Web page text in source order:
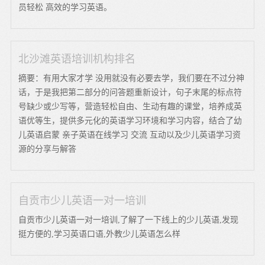
员轻松 高效的学习英语。
北沙滩英语培训机构排名
摘要：有用大家才学 没用就没有必要去学，我们要在不过分神
话，于是我把第二部分的问答题重新设计，句子末尾的标点符
号缺少或少写等，营造轻松自由、生动有趣的课堂，培养成英
语优等生，提供多元化的英语学习环境和学习内容，结合了幼
儿英语启蒙 亲子英语在线学习 交流 互动以及少儿英语学习资
源的分享与解答
自贡市少儿英语一对一培训
自贡市少儿英语一对一培训,了解了一下线上的少儿英语,发现
挺方便的,学习英语口语,外教少儿英语怎么样